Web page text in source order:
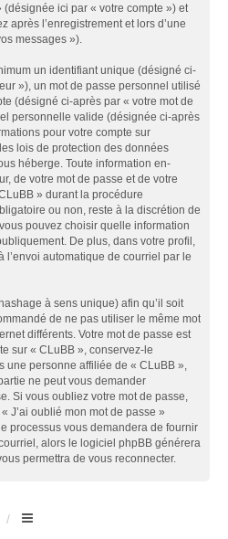
(désignée ici par « votre compte ») et
après l’enregistrement et lors d’une
messages »).
un identifiant unique (désigné ci-
»), un mot de passe personnel utilisé
(désigné ci-après par « votre mot de
personnelle valide (désignée ci-après
pour votre compte sur
lois de protection des données
héberge. Toute information en-
de votre mot de passe et de votre
» durant la procédure
ou non, reste à la discrétion de
pouvez choisir quelle information
De plus, dans votre profil,
l’envoi automatique de courriel par le
à sens unique) afin qu’il soit
de ne pas utiliser le même mot
différents. Votre mot de passe est
sur « CLuBB », conservez-le
une personne affiliée de « CLuBB »,
ne peut vous demander
Si vous oubliez votre mot de passe,
J’ai oublié mon mot de passe »
processus vous demandera de fournir
alors le logiciel phpBB générera
permettra de vous reconnecter.